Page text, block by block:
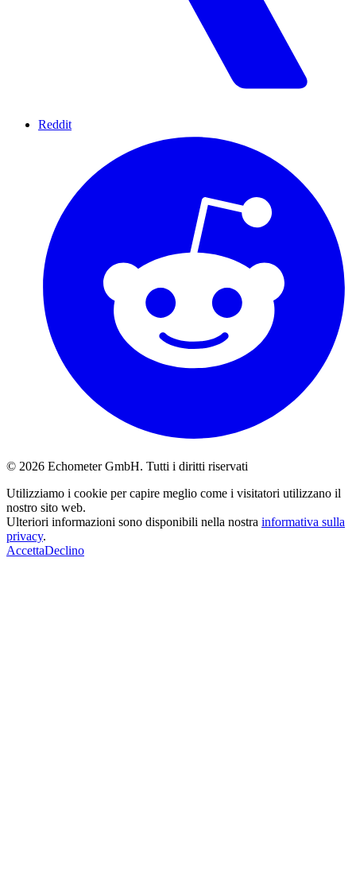
Reddit
© 2026 Echometer GmbH. Tutti i diritti riservati
Utilizziamo i cookie per capire meglio come i visitatori utilizzano il
nostro sito web.
Ulteriori informazioni sono disponibili nella nostra informativa sulla
privacy.
AccettaDeclino